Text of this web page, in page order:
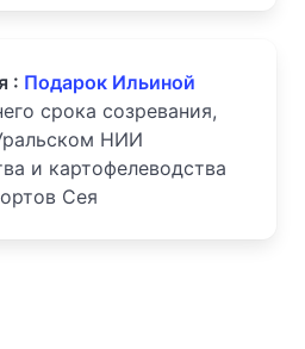
: Подарок Ильиной
срока созревания,
НИИ
и картофелеводства
Сея